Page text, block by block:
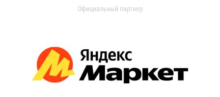
Официальный партнер